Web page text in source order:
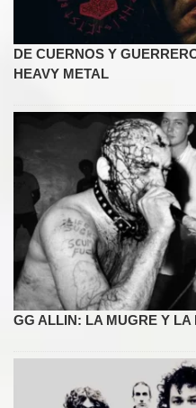
DE CUERNOS Y
HEAVY METAL
GG ALLIN: LA MUGRE Y LA